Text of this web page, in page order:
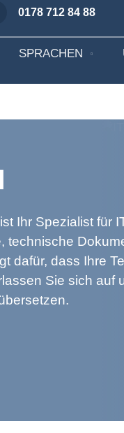
0178 712 84 88
SPRACHEN
Ihr Spezialist für
technische
dafür, dass Ihre
Sie sich auf